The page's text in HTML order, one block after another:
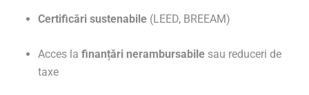
Certificări sustenabile (LEED, BREEAM)
Acces la finanțări nerambursabile sau reduceri de
taxe